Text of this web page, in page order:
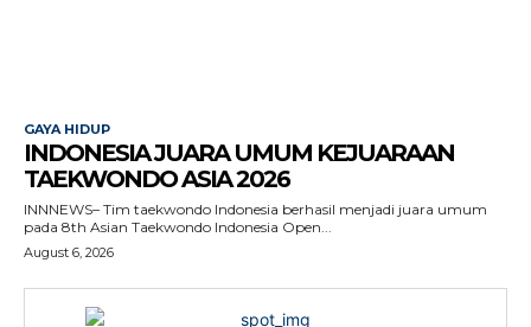
GAYA HIDUP
INDONESIA JUARA UMUM KEJUARAAN
TAEKWONDO ASIA 2026
INNNEWS– Tim taekwondo Indonesia berhasil menjadi juara umum
pada 8th Asian Taekwondo Indonesia Open...
August 6, 2026